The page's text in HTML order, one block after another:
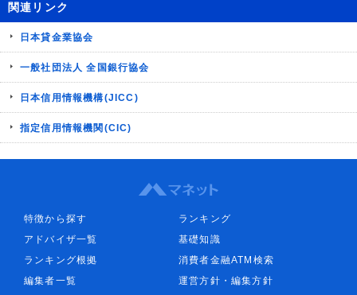
関連リンク
日本貸金業協会
一般社団法人 全国銀行協会
日本信用情報機構(JICC)
指定信用情報機関(CIC)
特徴から探す
ランキング
アドバイザ一覧
基礎知識
ランキング根拠
消費者金融ATM検索
編集者一覧
運営方針・編集方針